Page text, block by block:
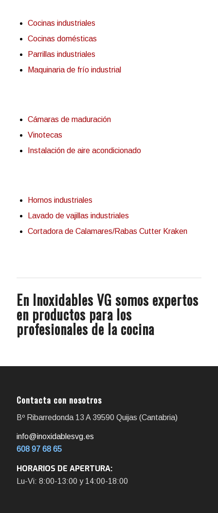
Cocinas industriales
Cocinas domésticas
Parrillas industriales
Maquinaria de frío industrial
Cámaras de maduración
Vinotecas
Instalación de aire acondicionado
Hornos industriales
Lavado de vajillas industriales
Cortadora de Calamares/Rabas Cutter Kraken
En Inoxidables VG somos expertos
en productos para los
profesionales de la cocina
Contacta con nosotros
Bº Ribarredonda 13 A 39590 Quijas (Cantabria)
info@inoxidablesvg.es
608 97 68 65
HORARIOS DE APERTURA:
Lu-Vi: 8:00-13:00 y 14:00-18:00